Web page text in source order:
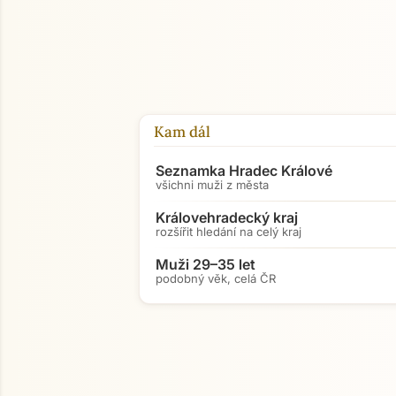
Kam dál
Seznamka Hradec Králové
všichni muži z města
Královehradecký kraj
rozšířit hledání na celý kraj
Muži 29–35 let
podobný věk, celá ČR